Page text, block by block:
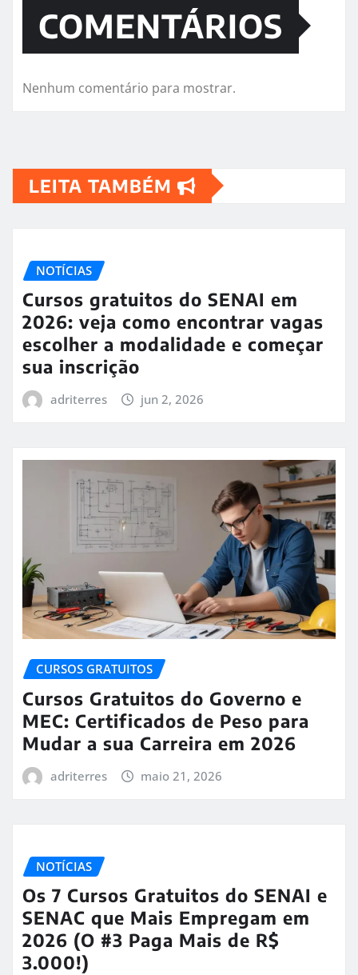
COMENTÁRIOS
Nenhum comentário para mostrar.
LEITA TAMBÉM
NOTÍCIAS
Cursos gratuitos do SENAI em
2026: veja como encontrar vagas
escolher a modalidade e começar
sua inscrição
adriterres jun 2, 2026
CURSOS GRATUITOS
Cursos Gratuitos do Governo e
MEC: Certificados de Peso para
Mudar a sua Carreira em 2026
adriterres maio 21, 2026
NOTÍCIAS
Os 7 Cursos Gratuitos do SENAI e
SENAC que Mais Empregam em
2026 (O #3 Paga Mais de R$
3.000!)